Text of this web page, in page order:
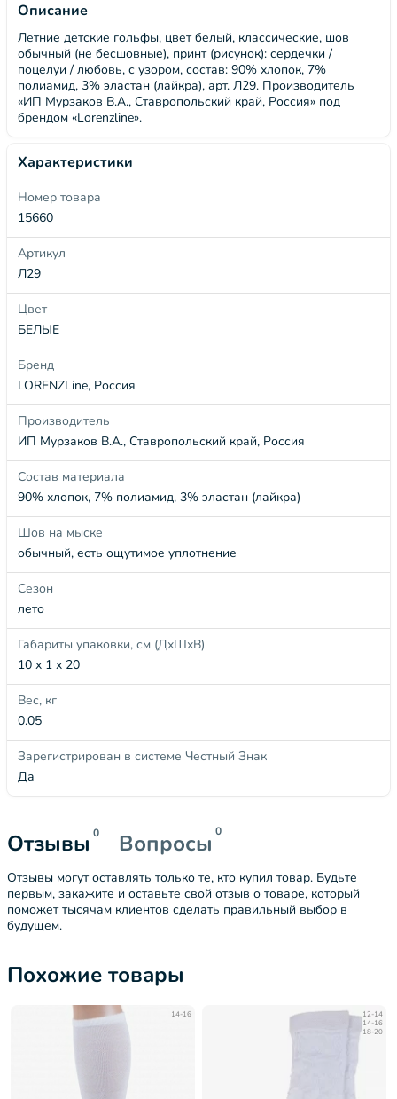
Описание
Летние детские гольфы, цвет белый, классические, шов
обычный (не бесшовные), принт (рисунок): сердечки /
поцелуи / любовь, с узором, состав: 90% хлопок, 7%
полиамид, 3% эластан (лайкра), арт. Л29. Производитель
«ИП Мурзаков В.А., Ставропольский край, Россия» под
брендом «Lorenzline».
Характеристики
Номер товара
15660
Артикул
Л29
Цвет
БЕЛЫЕ
Бренд
LORENZLine, Россия
Производитель
ИП Мурзаков В.А., Ставропольский край, Россия
Состав материала
90% хлопок, 7% полиамид, 3% эластан (лайкра)
Шов на мыске
обычный, есть ощутимое уплотнение
Сезон
лето
Габариты упаковки, см (ДхШхВ)
10 x 1 x 20
Вес, кг
0.05
Зарегистрирован в системе Честный Знак
Да
Отзывы 0 Вопросы 0
Отзывы могут оставлять только те, кто купил товар. Будьте
первым, закажите и оставьте свой отзыв о товаре, который
поможет тысячам клиентов сделать правильный выбор в
будущем.
Похожие товары
14-16
12-14
14-16
18-20